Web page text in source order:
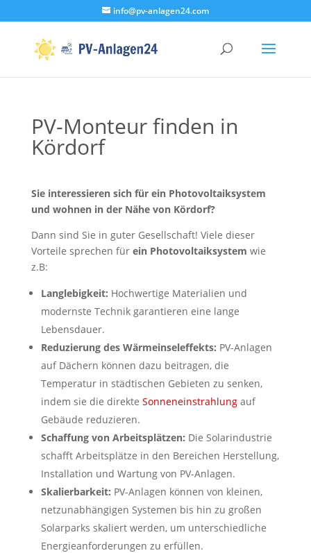
info@pv-anlagen24.com
PV-Monteur finden in
Kördorf
Sie interessieren sich für ein Photovoltaiksystem
und wohnen in der Nähe von Kördorf?
Dann sind Sie in guter Gesellschaft! Viele dieser
Vorteile sprechen für ein Photovoltaiksystem wie
z.B:
Langlebigkeit: Hochwertige Materialien und
modernste Technik garantieren eine lange
Lebensdauer.
Reduzierung des Wärmeinseleffekts: PV-Anlagen
auf Dächern können dazu beitragen, die
Temperatur in städtischen Gebieten zu senken,
indem sie die direkte Sonneneinstrahlungauf
Gebäude reduzieren.
Schaffung von Arbeitsplätzen: Die Solarindustrie
schafft Arbeitsplätze in den Bereichen Herstellung,
Installation und Wartung von PV-Anlagen.
Skalierbarkeit: PV-Anlagen können von kleinen,
netzunabhängigen Systemen bis hin zu großen
Solarparks skaliert werden, um unterschiedliche
Energieanforderungen zu erfüllen.